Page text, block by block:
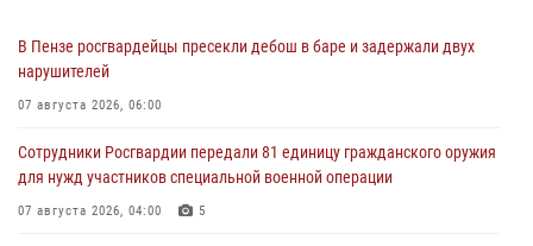
В Пензе росгвардейцы пресекли дебош в баре и задержали двух
нарушителей
07 августа 2026, 06:00
Сотрудники Росгвардии передали 81 единицу гражданского оружия
для нужд участников специальной военной операции
07 августа 2026, 04:00 5